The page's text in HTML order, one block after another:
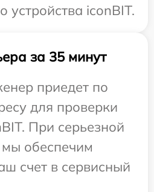
устройства iconBIT.
за 35 минут
приедет по
для проверки
При серьезной
обеспечим
счет в сервисный